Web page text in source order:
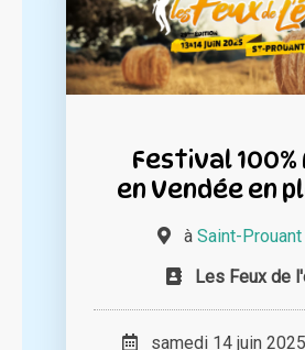
Festival 100%
en Vendée en
à Saint-
Les Feux de
samedi 14 juin